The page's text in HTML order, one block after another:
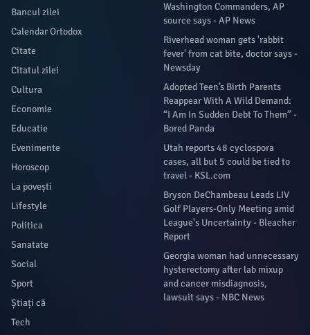
Bancul zilei
Calendar Ortodox
Citate
Citatul zilei
Cultura
Economie
Educatie
Evenimente
Horoscop
La povești
Lifestyle
Politica
Sanatate
Social
Sport
Știați că
Tech
Washington Commanders, AP
source says - AP News
Riverhead woman gets 'rabbit
fever' from cat bite, doctor says -
Newsday
Adopted Teen’s Birth Parents
Reappear With A Wild Demand:
“I Am In Sudden Debt To Them” -
Bored Panda
Utah reports 48 cyclospora
cases, all but 5 could be tied to
travel - KSL.com
Bryson DeChambeau Leads LIV
Golf Players-Only Meeting amid
League's Uncertainty - Bleacher
Report
Georgia woman had unnecessary
hysterectomy after lab mixup
and cancer misdiagnosis,
lawsuit says - NBC News